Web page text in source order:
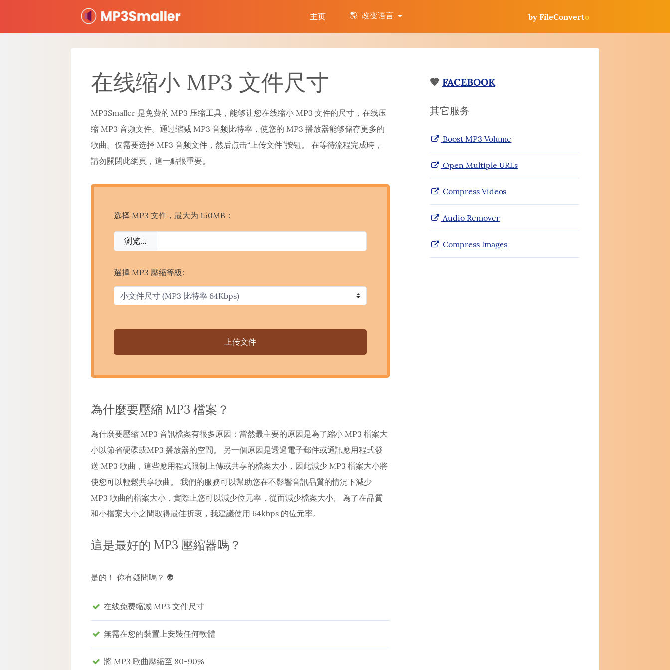
主页 🌎 改变语言 by FileConverto
在线缩小 MP3 文件尺寸
MP3Smaller 是免费的 MP3 压缩工具，能够让您在线缩小 MP3 文件的尺寸，在线压
缩 MP3 音频文件。通过缩减 MP3 音频比特率，使您的 MP3 播放器能够储存更多的
歌曲。仅需要选择 MP3 音频文件，然后点击“上传文件”按钮。 在等待流程完成時，
請勿關閉此網頁，這一點很重要。
选择 MP3 文件，最大为 150MB：
浏览…
選擇 MP3 壓縮等級:
上传文件
為什麼要壓縮 MP3 檔案？
為什麼要壓縮 MP3 音訊檔案有很多原因：當然最主要的原因是為了縮小 MP3 檔案大
小以節省硬碟或MP3 播放器的空間。 另一個原因是透過電子郵件或通訊應用程式發
送 MP3 歌曲，這些應用程式限制上傳或共享的檔案大小，因此減少 MP3 檔案大小將
使您可以輕鬆共享歌曲。 我們的服務可以幫助您在不影響音訊品質的情況下減少
MP3 歌曲的檔案大小，實際上您可以減少位元率，從而減少檔案大小。 為了在品質
和小檔案大小之間取得最佳折衷，我建議使用 64kbps 的位元率。
這是最好的 MP3 壓縮器嗎？
是的！ 你有疑問嗎？ 👽
在线免费缩减 MP3 文件尺寸
無需在您的裝置上安裝任何軟體
將 MP3 歌曲壓縮至 80-90%
🧡 FACEBOOK
其它服务
Boost MP3 Volume
Open Multiple URLs
Compress Videos
Audio Remover
Compress Images